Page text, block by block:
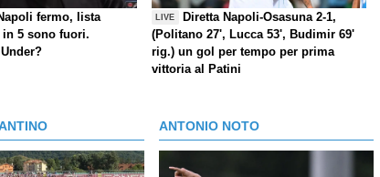
fermo, lista
in 5 sono fuori.
LIVE
Diretta Napoli-Osasuna 2-1,
(Politano 27', Lucca 53', Budimir 69'
rig.) un gol per tempo per prima
vittoria al Patini
ANTONIO NOTO